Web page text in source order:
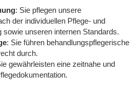
: Sie pflegen unsere
der individuellen Pflege- und
sowie unseren internen Standards.
: Sie führen behandlungspflegerische
durch.
gewährleisten eine zeitnahe und